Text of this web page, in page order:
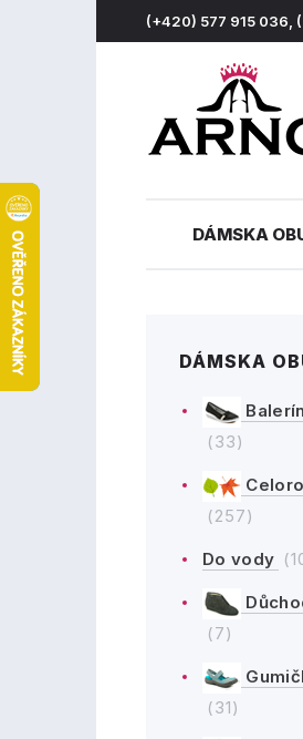
(+420) 577 915 036,
DÁMSKA
DÁMSKA
(33)
(257)
Do vody
(7)
(31)